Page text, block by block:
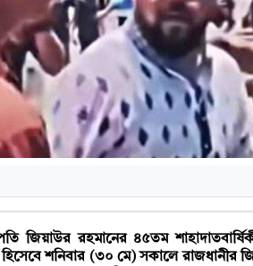
জিয়াউর রহমানের ৪৫তম
শনিবার (৩০ মে) সকালে রাজধানীর